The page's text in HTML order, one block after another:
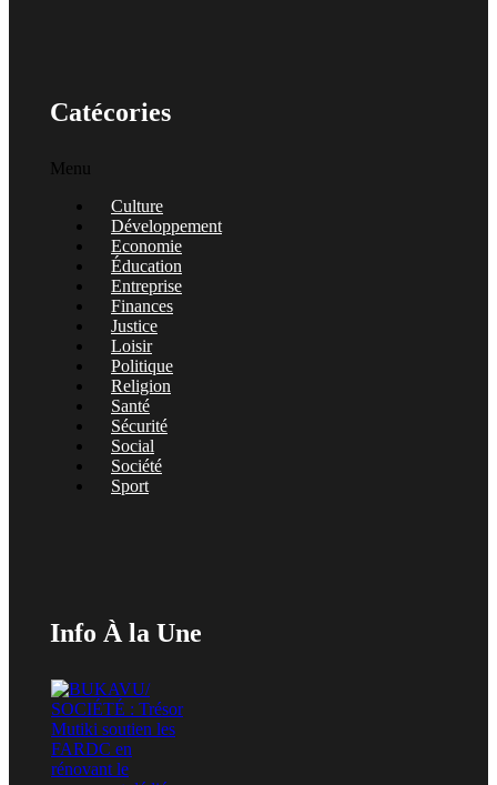
Catécories
Menu
Culture
Développement
Economie
Éducation
Entreprise
Finances
Justice
Loisir
Politique
Religion
Santé
Sécurité
Social
Société
Sport
Info À la Une